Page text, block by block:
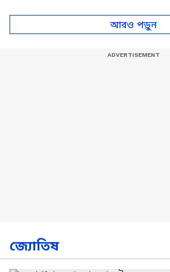
স্পষ্ট
শুভেন্দু
আরও পড়ুন
জ্যোতিষ